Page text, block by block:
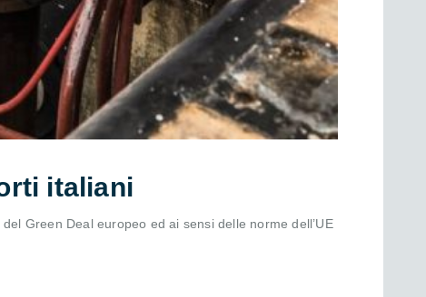
italiani
Green Deal europeo ed ai sensi delle norme dell’UE